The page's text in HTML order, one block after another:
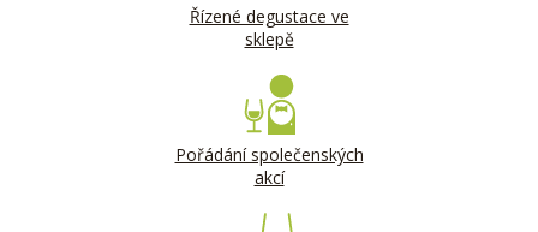
Řízené degustace ve
sklepě
Pořádání společenských
akcí